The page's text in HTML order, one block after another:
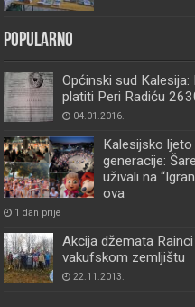
Popularno
Općinski sud
platiti Peri Radiću
04.01.2016.
Kalesijsko
generacije:
uživali na
ova
1 dan prije
Akcija džemata
vakufskom zemljištu
22.11.2013.